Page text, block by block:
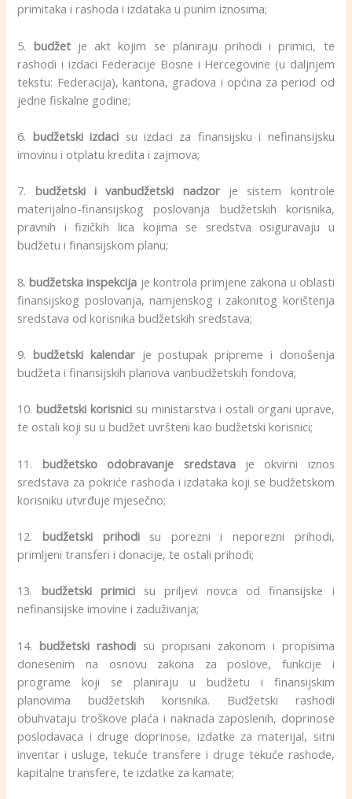
primitaka i rashoda i izdataka u punim iznosima;
5. budžet je akt kojim se planiraju prihodi i primici, te
rashodi i izdaci Federacije Bosne i Hercegovine (u daljnjem
tekstu: Federacija), kantona, gradova i općina za period od
jedne fiskalne godine;
6. budžetski izdaci su izdaci za finansijsku i nefinansijsku
imovinu i otplatu kredita i zajmova;
7. budžetski i vanbudžetski nadzor je sistem kontrole
materijalno-finansijskog poslovanja budžetskih korisnika,
pravnih i fizičkih lica kojima se sredstva osiguravaju u
budžetu i finansijskom planu;
8.budžetska inspekcija je kontrola primjene zakona u oblasti
finansijskog poslovanja, namjenskog i zakonitog korištenja
sredstava od korisnika budžetskih sredstava;
9.budžetski kalendar je postupak pripreme i donošenja
budžeta i finansijskih planova vanbudžetskih fondova;
10.budžetski korisnici su ministarstva i ostali organi uprave,
te ostali koji su u budžet uvršteni kao budžetski korisnici;
11. budžetsko odobravanje sredstava je okvirni iznos
sredstava za pokriće rashoda i izdataka koji se budžetskom
korisniku utvrđuje mjesečno;
12.budžetski prihodi su porezni i neporezni prihodi,
primljeni transferi i donacije, te ostali prihodi;
13. budžetski primici su priljevi novca od finansijske i
nefinansijske imovine i zaduživanja;
14.budžetski rashodi su propisani zakonom i propisima
donesenim na osnovu zakona za poslove, funkcije i
programe koji se planiraju u budžetu i finansijskim
planovima budžetskih korisnika. Budžetski rashodi
obuhvataju troškove plaća i naknada zaposlenih, doprinose
poslodavaca i druge doprinose, izdatke za materijal, sitni
inventar i usluge, tekuće transfere i druge tekuće rashode,
kapitalne transfere, te izdatke za kamate;